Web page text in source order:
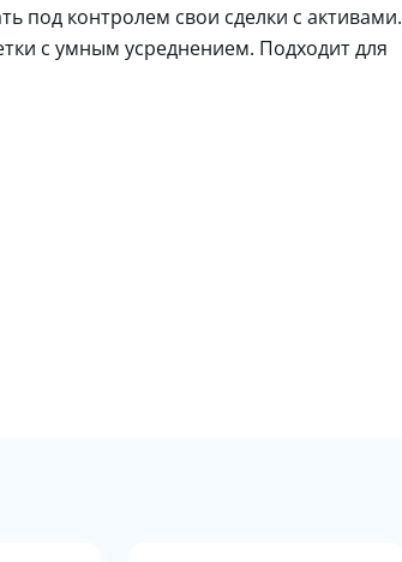
под контролем свои сделки с активами.
с умным усреднением. Подходит для